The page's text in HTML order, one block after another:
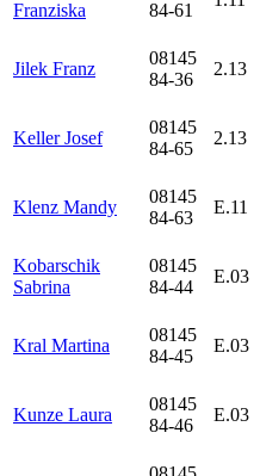
Franziska
84-61
Jilek Franz
08145
84-36
2.13
Keller Josef
08145
84-65
2.13
Klenz Mandy
08145
84-63
E.11
Kobarschik
Sabrina
08145
84-44
E.03
Kral Martina
08145
84-45
E.03
Kunze Laura
08145
84-46
E.03